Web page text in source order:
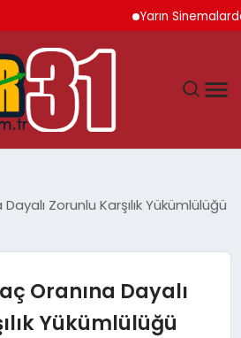
Yarın Sinemalarda 6
Zorunlu Karşılık Yükümlülüğü
Oranına Dayalı
Yükümlülüğü